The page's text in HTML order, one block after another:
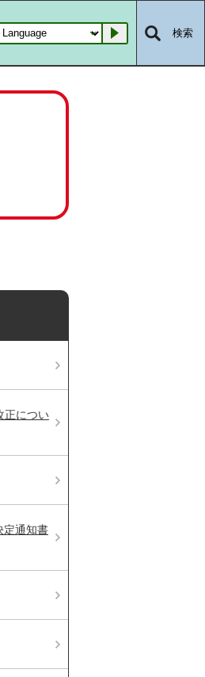
Go 検索
正につい
定通知書